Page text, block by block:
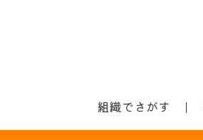
組織でさがす